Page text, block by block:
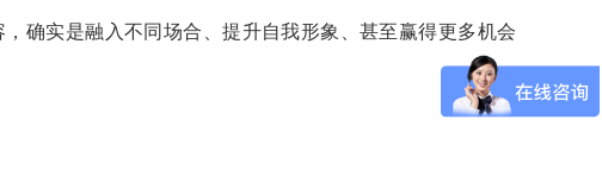
确实是融入不同场合、提升自我形象、甚至赢得更多机会